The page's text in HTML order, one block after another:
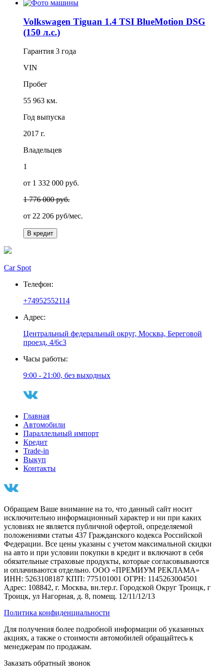
Volkswagen Tiguan 1.4 TSI BlueMotion DSG
(150 л.с.)
Гарантия 3 года
VIN
Пробег
55 963 км.
Год выпуска
2017 г.
Владельцев
1
от 1 332 000 руб.
1 776 000 руб.
от 22 206 руб/мес.
В кредит
Car Spot
Телефон:
+74952552114
Адрес:
Центральный федеральный округ, Москва, Береговой
проезд, 4/6с3
Часы работы:
9:00 - 21:00, без выходных
Главная
Автомобили
Параллельный импорт
Кредит
Trade-in
Выкуп
Контакты
Обращаем Ваше внимание на то, что данный сайт носит
исключительно информационный характер и ни при каких
условиях не является публичной офертой, определяемой
положениями статьи 437 Гражданского кодекса Российской
Федерации. Все цены указаны с учетом максимальной скидки
на авто и при условии покупки в кредит и включают в себя
обязательные страховые продукты, которые согласовываются
и оплачиваются отдельно. ООО «ПРЕМИУМ РЕКЛАМА»
ИНН: 5263108187 КПП: 775101001 ОГРН: 1145263004501
Адрес: 108842, г. Москва, вн.тер.г. Городской Округ Троицк, г
Троицк, ул Нагорная, д. 8, помещ. 12/11/12/13
Политика конфиденциальности
Для получения более подробной информации об указанных
акциях, а также о стоимости автомобилей обращайтесь к
менеджерам по продажам.
Заказать обратный звонок